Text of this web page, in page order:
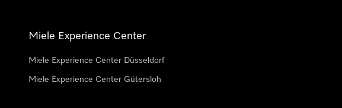
Miele Experience Center
Miele Experience Center Düsseldorf
Miele Experience Center Gütersloh